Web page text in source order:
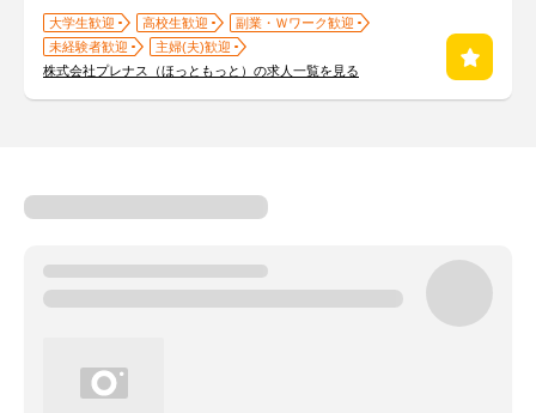
大学生歓迎 高校生歓迎
副業・Ｗワーク歓迎
未経験者歓迎
主婦(夫)歓迎
株式会社プレナス（ほっともっと）の求人一覧を見る